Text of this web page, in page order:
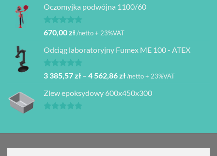
Oczomyjka podwójna 1100/60
Oceniono
na 5
670,00zł/netto + 23%VAT
Odciąg laboratoryjny Fumex ME 100 - ATEX
Oceniono
na 5
3 385,57zł – 4 562,86złZakres
od
4
/netto + 23%VAT
Zlew epoksydowy 600x450x300